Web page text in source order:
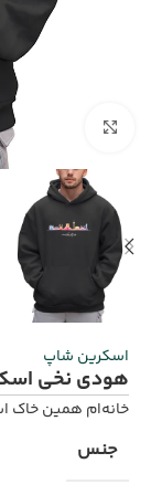
برای
اسکرین شاپ
هودی نخی
خانه‌ام همین خاک
جنس